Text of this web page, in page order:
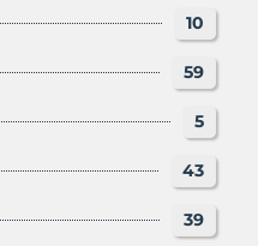
10
59
5
43
39